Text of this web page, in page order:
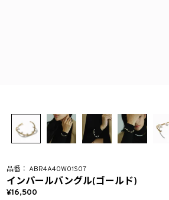
ABR4A40W01S07
インパールバングル(ゴールド)
16,500